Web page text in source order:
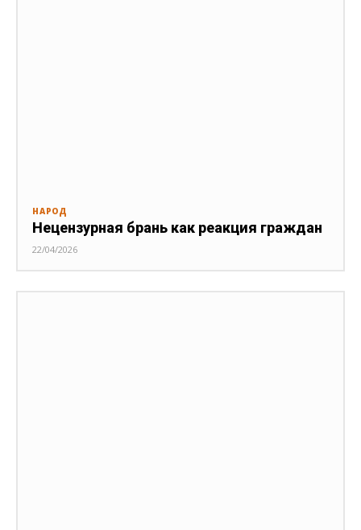
НАРОД
Нецензурная брань как реакция граждан
22/04/2026